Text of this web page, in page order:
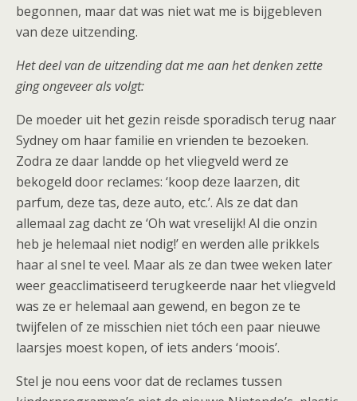
begonnen, maar dat was niet wat me is bijgebleven
van deze uitzending.
Het deel van de uitzending dat me aan het denken zette
ging ongeveer als volgt:
De moeder uit het gezin reisde sporadisch terug naar
Sydney om haar familie en vrienden te bezoeken.
Zodra ze daar landde op het vliegveld werd ze
bekogeld door reclames: ‘koop deze laarzen, dit
parfum, deze tas, deze auto, etc.’. Als ze dat dan
allemaal zag dacht ze ‘Oh wat vreselijk! Al die onzin
heb je helemaal niet nodig!’ en werden alle prikkels
haar al snel te veel. Maar als ze dan twee weken later
weer geacclimatiseerd terugkeerde naar het vliegveld
was ze er helemaal aan gewend, en begon ze te
twijfelen of ze misschien niet tóch een paar nieuwe
laarsjes moest kopen, of iets anders ‘moois’.
Stel je nou eens voor dat de reclames tussen